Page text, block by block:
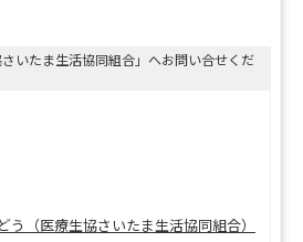
いたま生活協同組合」へお問い合せくだ
う（医療生協さいたま生活協同組合）